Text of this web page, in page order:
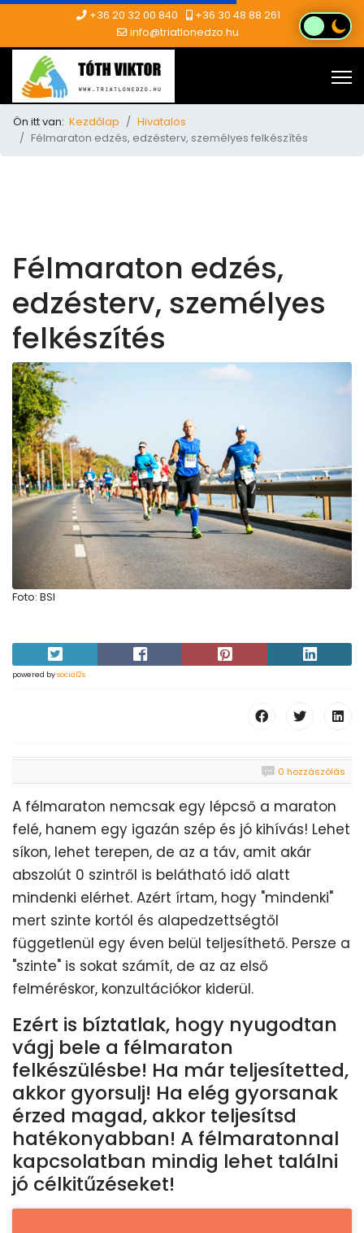
+36 20 32 00 840
+36 30 48 88 261
info@triatlonedzo.hu
Ön itt van: Kezdőlap
Hivatalos
Félmaraton edzés, edzésterv, személyes felkészítés
Félmaraton edzés,
edzésterv, személyes
felkészítés
Foto: BSI
powered bysocial2s
0 hozzászólás
A félmaraton nemcsak egy lépcső a maraton
felé, hanem egy igazán szép és jó kihívás! Lehet
síkon, lehet terepen, de az a táv, amit akár
abszolút 0 szintről is belátható idő alatt
mindenki elérhet. Azért írtam, hogy "mindenki"
mert szinte kortól és alapedzettségtől
függetlenül egy éven belül teljesíthető. Persze a
"szinte" is sokat számít, de az az első
felméréskor, konzultációkor kiderül.
Ezért is bíztatlak, hogy nyugodtan
vágj bele a félmaraton
felkészülésbe! Ha már teljesítetted,
akkor gyorsulj! Ha elég gyorsanak
érzed magad, akkor teljesítsd
hatékonyabban! A félmaratonnal
kapcsolatban mindig lehet találni
jó célkitűzéseket!